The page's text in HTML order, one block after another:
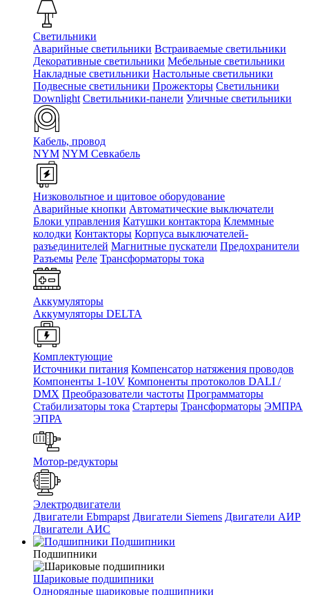
Светильники
Аварийные светильники Встраиваемые светильники
Декоративные светильники Мебельные светильники
Накладные светильники Настольные светильники
Подвесные светильники Прожекторы Светильники
Downlight Светильники-панели Уличные светильники
Кабель, провод
NYM NYM Севкабель
Низковольтное и щитовое оборудование
Аварийные кнопки Автоматические выключатели
Блоки управления Катушки контактора Клеммные
колодки Контакторы Корпуса выключателей-
разъединителей Магнитные пускатели Предохранители
Разъемы Реле Трансформаторы тока
Аккумуляторы
Аккумуляторы DELTA
Комплектующие
Источники питания Компенсатор натяжения проводов
Компоненты 1-10V Компоненты протоколов DALI /
DMX Преобразователи частоты Программаторы
Стабилизаторы тока Стартеры Трансформаторы ЭМПРА
ЭПРА
Мотор-редукторы
Электродвигатели
Двигатели Ebmpapst Двигатели Siemens Двигатели АИР
Двигатели АИС
Подшипники
Подшипники
Шариковые подшипники
Однорядные шариковые подшипники